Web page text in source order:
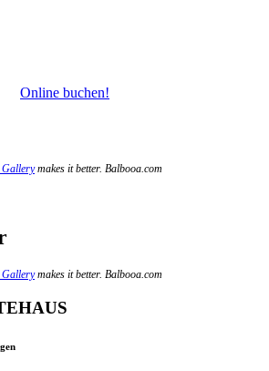
Online buchen!
Gallerymakes it better. Balbooa.com
Gallerymakes it better. Balbooa.com